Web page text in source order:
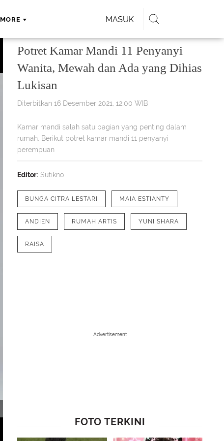
MORE MASUK
Potret Kamar Mandi 11 Penyanyi
Wanita, Mewah dan Ada yang Dihias
Lukisan
Diterbitkan 16 Desember 2021, 12:00 WIB
Kamar mandi salah satu bagian yang penting dalam
rumah. Berikut potret kamar mandi 11 penyanyi
perempuan
Editor: Sutikno
BUNGA CITRA LESTARI MAIA ESTIANTY
ANDIEN RUMAH ARTIS YUNI SHARA
RAISA
Advertisement
FOTO TERKINI